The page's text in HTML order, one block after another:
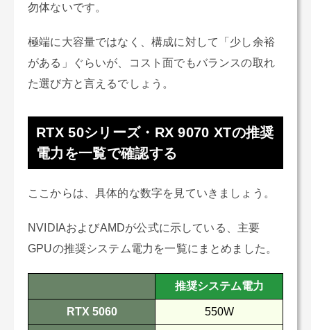
勿体ないです。
極端に大容量ではなく、構成に対して「少し余裕
がある」ぐらいが、コスト面でもバランスの取れ
た選び方と言えるでしょう。
RTX 50シリーズ・RX 9070 XTの推奨
電力を一覧で確認する
ここからは、具体的な数字を見ていきましょう。
NVIDIAおよびAMDが公式に示している、主要
GPUの推奨システム電力を一覧にまとめました。
推奨システム電力
RTX 5060 550W